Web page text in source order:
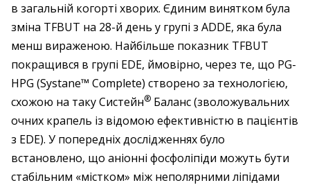
в загальній когорті хворих. Єдиним винятком була
зміна TFBUT на 28-й день у групі з ADDE, яка була
менш вираженою. Найбільше показник TFBUT
покращився в групі EDE, ймовірно, через те, що PG-
HPG (Systane™ Complete) створено за технологією,
схожою на таку ­Систейн® Баланс (зволожувальних
очних крапель із відомою ефективністю в пацієнтів
з EDE). У попередніх дослідженнях було
встановлено, що аніонні фосфоліпіди можуть бути
стабільним «містком» між неполярними ліпідами